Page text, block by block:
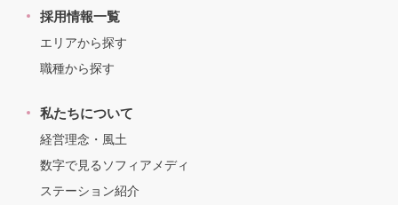
採用情報一覧
エリアから探す
職種から探す
私たちについて
経営理念・風土
数字で見るソフィアメディ
ステーション紹介